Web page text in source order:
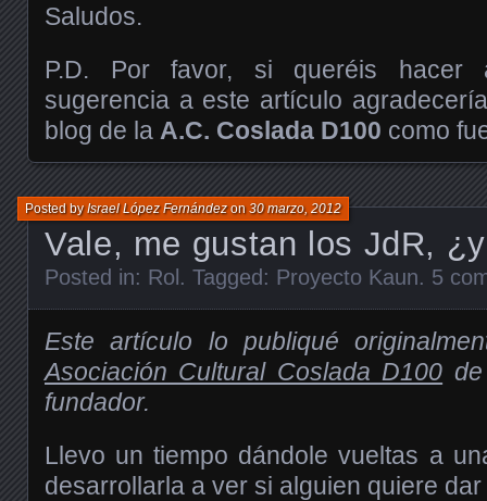
Saludos.
P.D. Por favor, si queréis hacer
sugerencia a este artículo
blog de la A.C. Coslada D100 como
Vale, me gustan los JdR,
Posted byIsrael López Fernándezon30 marzo, 2012
Posted in: Rol. Tagged: Proyecto Kaun. 5
Este artículo lo publiqué
Asociación Cultural Coslada D100
fundador.
Llevo un tiempo dándole vueltas a
desarrollarla a ver si alguien quiere